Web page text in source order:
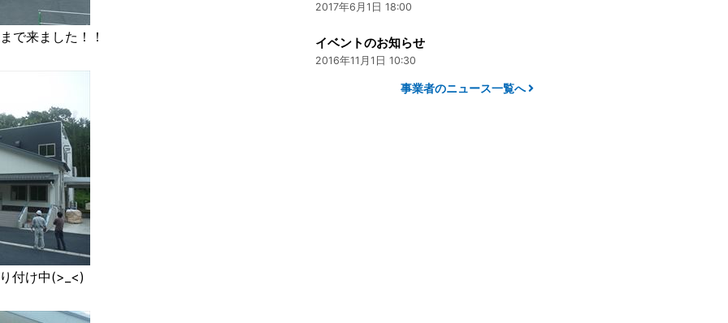
で来ました！！
付け中(>_<)
2017年6月1日 18:00
イベントのお知らせ
2016年11月1日 10:30
事業者のニュース一覧へ